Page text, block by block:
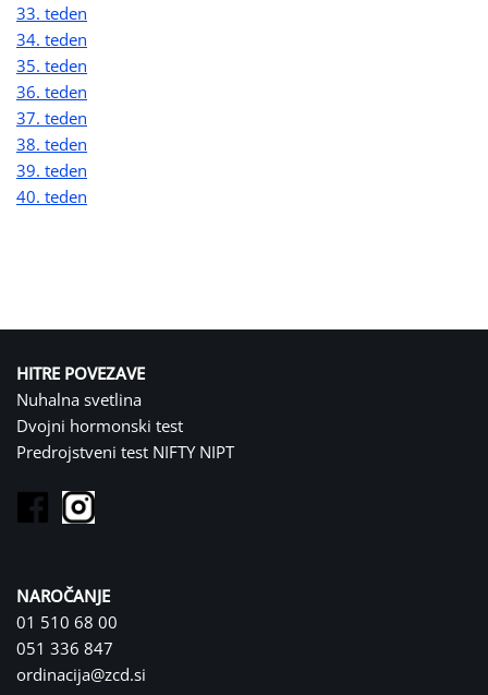
33. teden
34. teden
35. teden
36. teden
37. teden
38. teden
39. teden
40. teden
HITRE POVEZAVE
Nuhalna svetlina
Dvojni hormonski test
Predrojstveni test NIFTY NIPT
NAROČANJE
01 510 68 00
051 336 847
ordinacija@zcd.si